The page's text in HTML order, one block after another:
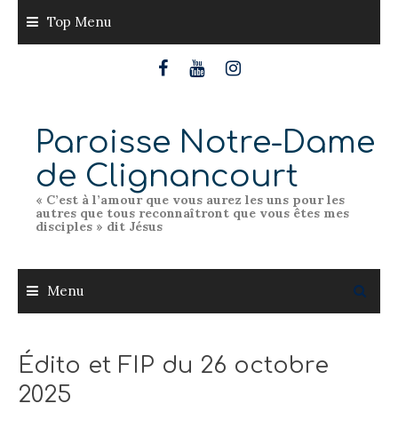
content
Top Menu
Paroisse Notre-Dame
de Clignancourt
« C’est à l’amour que vous aurez les uns pour les
autres que tous reconnaîtront que vous êtes mes
disciples » dit Jésus
Menu
Édito et FIP du 26 octobre
2025